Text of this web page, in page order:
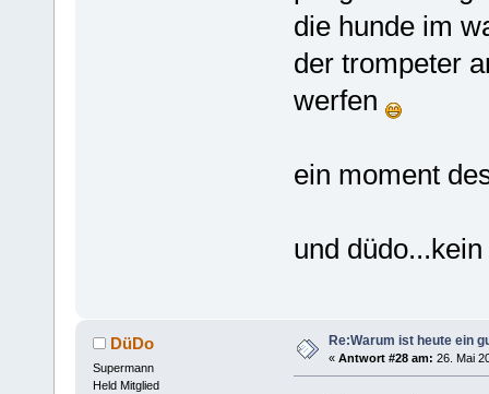
die hunde im
der trompeter
werfen
ein moment
und
DüDo
Supermann
Held Mitglied
Re:Warum ist heute ein
« Antwort #28 am: 26. Mai